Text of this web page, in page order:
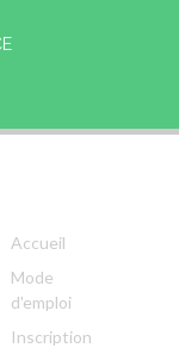
Accueil
Mode
d'emploi
Inscription